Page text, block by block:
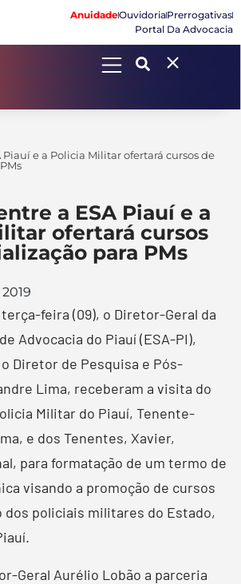
AnuidadeOuvidoriaPrerrogativas
Portal Da Advocacia
Piauí e a Policia Militar ofertará cursos de
a ESA Piauí e a
ofertará cursos
para PMs
feira (09), o Diretor-Geral da
Advocacia do Piauí (ESA-PI),
Diretor de Pesquisa e Pós-
Lima, receberam a visita do
Militar do Piauí, Tenente-
e dos Tenentes, Xavier,
para formatação de um termo de
visando a promoção de cursos
dos policiais militares do Estado,
Geral Aurélio Lobão a parceria